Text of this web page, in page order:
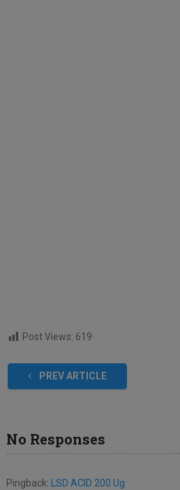
Post Views: 619
PREV ARTICLE
No Responses
Pingback: LSD ACID 200 Ug